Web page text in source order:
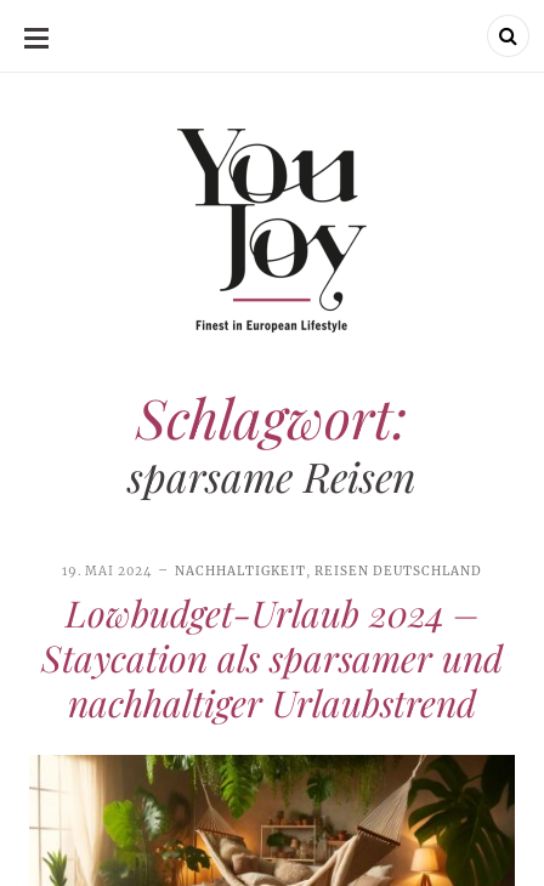
SKIP
Schlagwort:
sparsame Reisen
19. MAI 2024 NACHHALTIGKEIT,REISEN DEUTSCHLAND
Lowbudget-Urlaub 2024 –
Staycation als sparsamer und
nachhaltiger Urlaubstrend